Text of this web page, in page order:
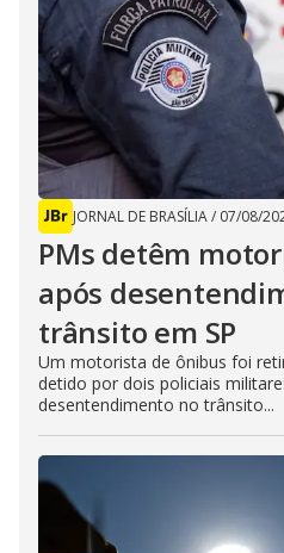
JORNAL DE BRASÍLIA/ 07/08/
PMs detêm
após
trânsito em SP
Um motorista de ônibus foi
detido por dois policiais
desentendimento no trânsito...